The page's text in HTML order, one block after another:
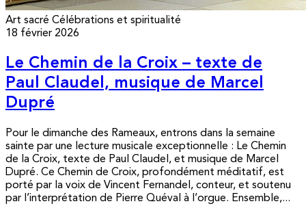
Art sacré Célébrations et spiritualité
18 février 2026
Le Chemin de la Croix – texte de
Paul Claudel, musique de Marcel
Dupré
Pour le dimanche des Rameaux, entrons dans la semaine
sainte par une lecture musicale exceptionnelle : Le Chemin
de la Croix, texte de Paul Claudel, et musique de Marcel
Dupré. Ce Chemin de Croix, profondément méditatif, est
porté par la voix de Vincent Fernandel, conteur, et soutenu
par l’interprétation de Pierre Quéval à l’orgue. Ensemble,...